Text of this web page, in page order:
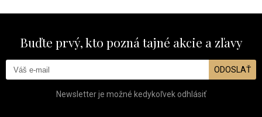
Buďte prvý, kto pozná tajné akcie a zľavy
ODOSLAŤ
Newsletter je možné kedykoľvek odhlásiť